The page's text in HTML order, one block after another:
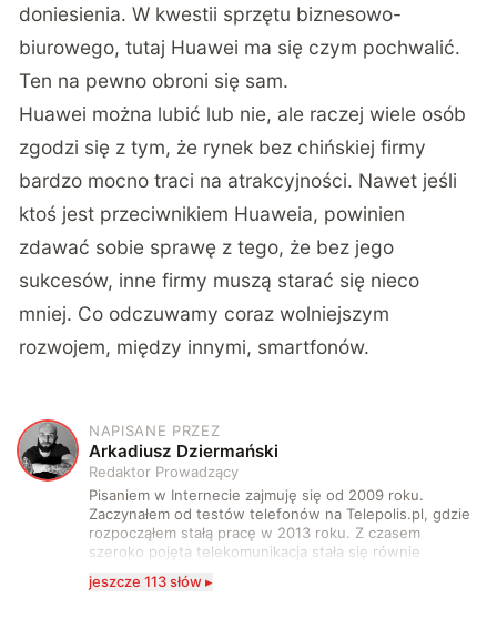
doniesienia. W kwestii sprzętu biznesowo-
biurowego, tutaj Huawei ma się czym pochwalić.
Ten na pewno obroni się sam.
Huawei można lubić lub nie, ale raczej wiele osób
zgodzi się z tym, że rynek bez chińskiej firmy
bardzo mocno traci na atrakcyjności. Nawet jeśli
ktoś jest przeciwnikiem Huaweia, powinien
zdawać sobie sprawę z tego, że bez jego
sukcesów, inne firmy muszą starać się nieco
mniej. Co odczuwamy coraz wolniejszym
rozwojem, między innymi, smartfonów.
A
NAPISANE PRZEZ
Arkadiusz Dziermański
Redaktor Prowadzący
Pisaniem w Internecie zajmuję się od 2009 roku.
Zaczynałem od testów telefonów na Telepolis.pl, gdzie
rozpocząłem stałą pracę w 2013 roku. Z czasem
szeroko pojęta telekomunikacja stała się równie
że do urządzeń mobilnych dołączył też inny sprzęt
jeszcze 113 słów ▸